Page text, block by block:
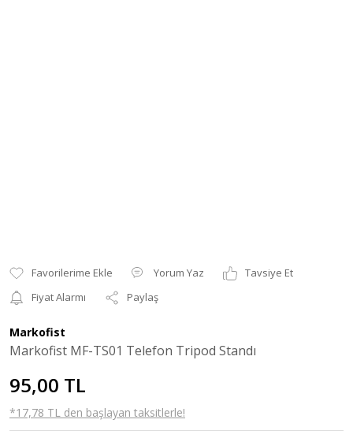
Yorum Yaz
Tavsiye Et
Fiyat Alarmı
Paylaş
Markofist
Markofist MF-TS01 Telefon Tripod Standı
95,00 TL
*17,78 TL den başlayan taksitlerle!